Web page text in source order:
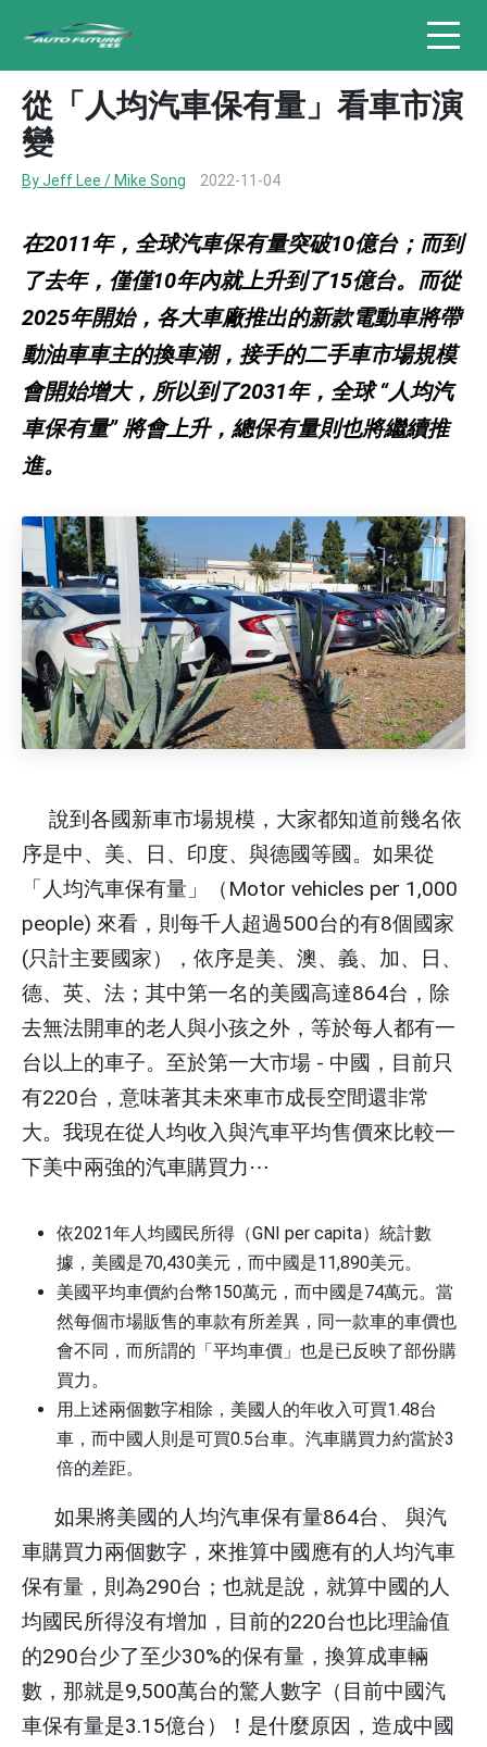
從「人均汽車保有量」看車市演
變
By Jeff Lee / Mike Song 2022-11-04
在2011年，全球汽車保有量突破10億台；而到
了去年，僅僅10年內就上升到了15億台。而從
2025年開始，各大車廠推出的新款電動車將帶
動油車車主的換車潮，接手的二手車市場規模
會開始增大，所以到了2031年，全球 “人均汽
車保有量” 將會上升，總保有量則也將繼續推
進。
說到各國新車市場規模，大家都知道前幾名依
序是中、美、日、印度、與德國等國。如果從
「 人均汽車保有量」 （ Motor vehicles per 1,000
people) 來看，則每千人超過500台的有8個國家
(只計主要國家），依序是美、澳、義、加、日、
德、英、法；其中第一名的美國高達864台，除
去無法開車的老人與小孩之外，等於每人都有一
台以上的車子。至於第一大市場 - 中國，目前只
有220台，意味著其未來車市成長空間還非常
大。我現在從人均收入與汽車平均售價來比較一
下美中兩強的汽車購買力⋯
依2021年人均國民所得（GNI per capita） 統計數
據，美國是70,430美元，而中國是11,890美元。
美國平均車價約台幣150萬元，而中國是74萬元。當
然每個市場販售的車款有所差異，同一款車的車價也
會不同，而所謂的「平均車價」 也是已反映了部份購
買力。
用上述兩個數字相除，美國人的年收入可買1.48台
車，而中國人則是可買0.5台車。汽車購買力約當於3
倍的差距。
如果將美國的人均汽車保有量864台、
與汽
車購買力兩個數字，來推算中國應有的人均汽車
保有量，則為290台；也就是說，就算中國的人
均國民所得沒有增加，目前的220台也比理論值
的290台少了至少30%的保有量，換算成車輛
數，那就是9,500萬台的驚人數字（目前中國汽
車保有量是3.15億台）！是什麼原因，造成中國